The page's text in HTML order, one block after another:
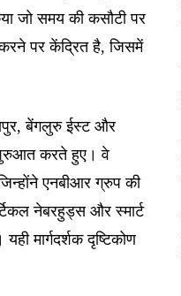
जो समय की कसौटी पर
पर केंद्रित है, जिसमें
बेंगलुरु ईस्ट और
शुरुआत करते हुए। वे
एनबीआर ग्रुप की
नेबरहुड्स और स्मार्ट
मार्गदर्शक दृष्टिकोण